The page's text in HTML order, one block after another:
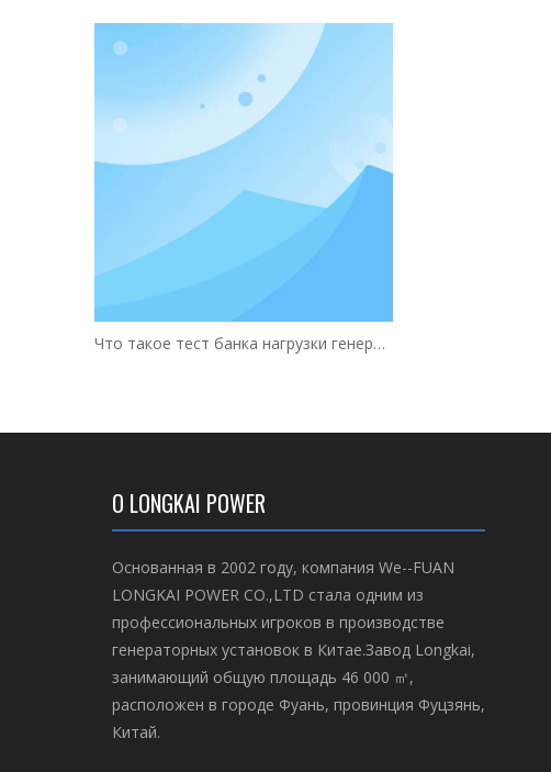
Что такое тест банка нагрузки генератора
О LONGKAI POWER
Основанная в 2002 году, компания We--FUAN
LONGKAI POWER CO.,LTD стала одним из
профессиональных игроков в производстве
генераторных установок в Китае.Завод Longkai,
занимающий общую площадь 46 000 ㎡,
расположен в городе Фуань, провинция Фуцзянь,
Китай.